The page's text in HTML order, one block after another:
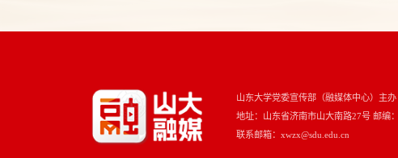
山东大学党委宣传部（融媒体中心）主办
地址：山东省济南市山大南路27号 邮编
联系邮箱：xwzx@sdu.edu.cn